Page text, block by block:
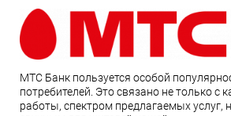
МТС Банк пользуется особой
потребителей. Это связано не только с
работы, спектром предлагаемых услуг,